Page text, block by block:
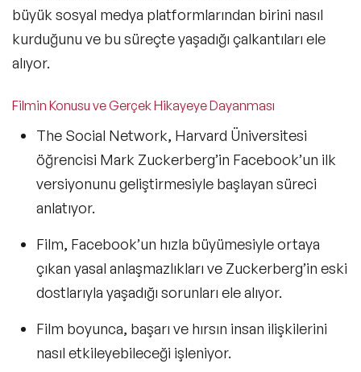
büyük sosyal medya platformlarından birini nasıl
kurduğunu ve bu süreçte yaşadığı çalkantıları ele
alıyor.
Filmin Konusu ve Gerçek Hikayeye Dayanması
The Social Network, Harvard Üniversitesi
öğrencisi Mark Zuckerberg’in Facebook’un ilk
versiyonunu geliştirmesiyle başlayan süreci
anlatıyor.
Film, Facebook’un hızla büyümesiyle ortaya
çıkan yasal anlaşmazlıkları ve Zuckerberg’in eski
dostlarıyla yaşadığı sorunları ele alıyor.
Film boyunca, başarı ve hırsın insan ilişkilerini
nasıl etkileyebileceği işleniyor.